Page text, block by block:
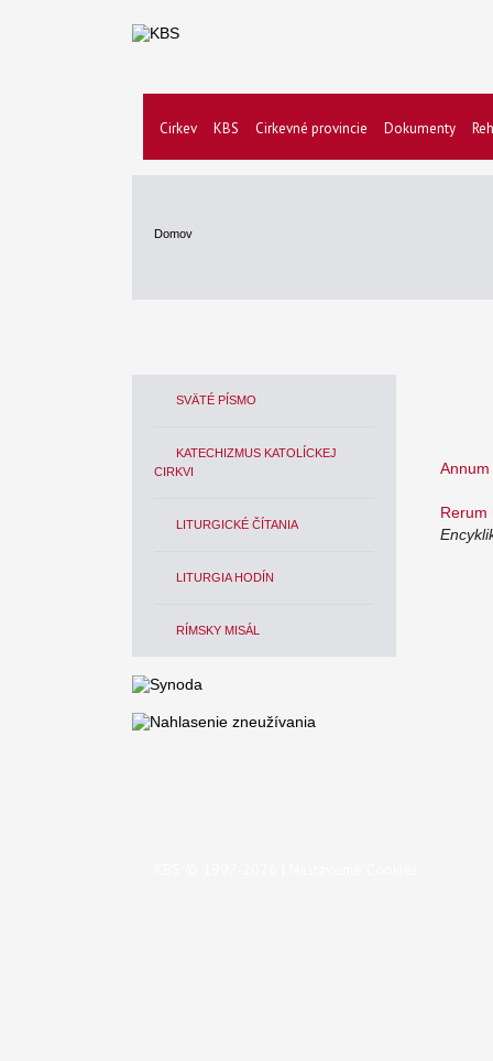
Cirkev KBS Cirkevné provincie Dokumenty
Domov
SVÄTÉ PÍSMO
KATECHIZMUS KATOLÍCKEJ
CIRKVI
LITURGICKÉ ČÍTANIA
LITURGIA HODÍN
RÍMSKY MISÁL
Rerum